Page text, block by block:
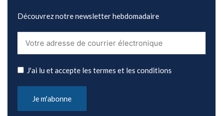
Découvrez notre newsletter hebdomadaire
J'ai lu et accepte les termes et les conditions